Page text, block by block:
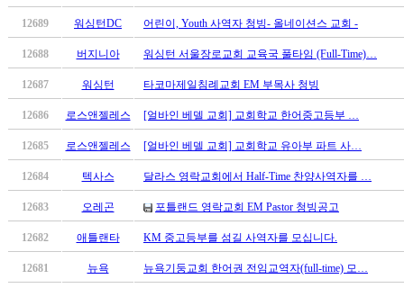
브
국
주
야
우
비
아
탑-
릴
12689 워싱턴DC 어린이, Youth 사역자 청빙- 올네이션스 교회 -
12688 버지니아 워싱턴 서울장로교회 교육국 풀타임 (Full-Time)…
12687 워싱턴 타코마제일침례교회 EM 부목사 청빙
12686 로스앤젤레스 [얼바인 베델 교회] 교회학교 한어중고등부 …
12685 로스앤젤레스 [얼바인 베델 교회] 교회학교 유아부 파트 사…
12684 텍사스 달라스 영락교회에서 Half-Time 찬양사역자를 …
12683 오레곤 포틀랜드 영락교회 EM Pastor 청빙공고
12682 애틀랜타 KM 중고등부를 섬길 사역자를 모십니다.
12681 뉴욕 뉴욕기둥교회 한어권 전임교역자(full-time) 모…